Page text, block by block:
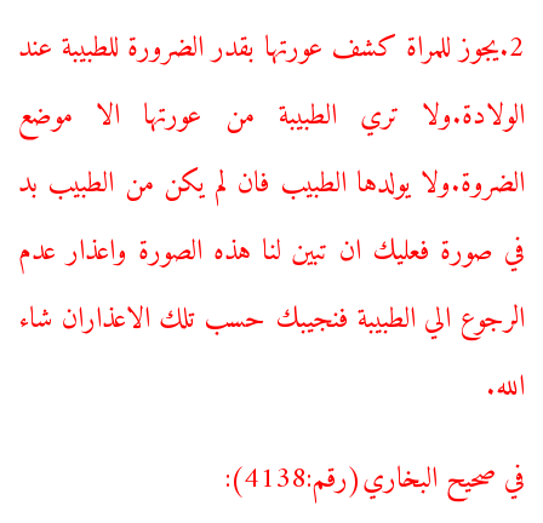
2.يجوز للمراة كشف عورتها بقدر الضرورة للطبيبة عند
الولادة.ولا تري الطبيبة من عورتها الا موضع
الضروة.ولا يولدها الطبيب فان لم يكن من الطبيب بد
في صورة فعليك ان تبين لنا هذه الصورة واعذار عدم
الرجوع الي الطبيبة فنجيبك حسب تلك الاعذاران شاء
الله.
في صحيح البخاري(رقم:4138):